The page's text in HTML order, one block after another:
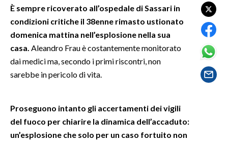
SPETTACOLI
GOSSIP
SARDEGNA TURISMO
SARDI NEL MONDO
NOTIZIE
EVENTI
È sempre ricoverato all’ospedale di Sassari in
condizioni critiche il 38enne rimasto ustionato
domenica mattina nell’esplosione nella sua
casa. Aleandro Frau è costantemente monitorato
dai medici ma, secondo i primi riscontri, non
sarebbe in pericolo di vita.
Proseguono intanto gli accertamenti dei vigili
del fuoco per chiarire la dinamica dell’accaduto:
un’esplosione che solo per un caso fortuito non